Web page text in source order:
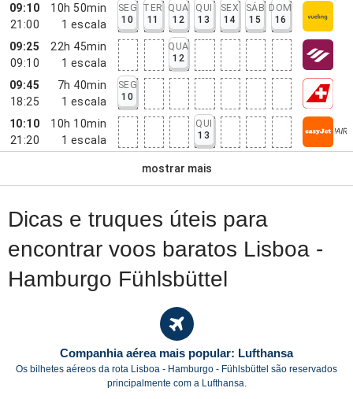
09:10
21:00
10h 50min
1 escala
SEG
10
TER
11
QUA
12
QUI
13
SEX
14
SÁB
15
DOM
16
09:25
09:10
22h 45min
1 escala
QUA
12
09:45
18:25
7h 40min
1 escala
SEG
10
10:10
21:20
10h 10min
1 escala
QUI
13
mostrar mais
Dicas e truques úteis para
encontrar voos baratos Lisboa -
Hamburgo Fühlsbüttel
Companhia aérea mais popular: Lufthansa
Os bilhetes aéreos da rota Lisboa - Hamburgo - Fühlsbüttel são reservados
principalmente com a Lufthansa.